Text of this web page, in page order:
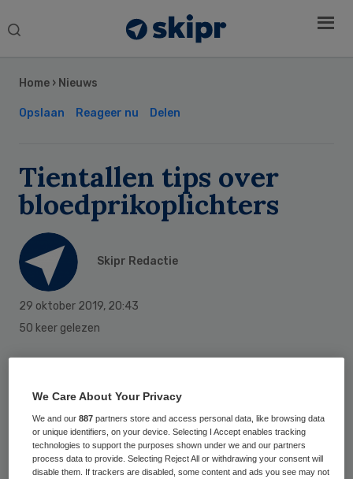
Search
Home › Nieuws
Opslaan Reageer nu Delen
Tientallen tips over
bloedprikoplichters
Skipr Redactie
29 oktober 2019, 20:43
50 keer gelezen
over zogenoemde bloedprikoplichters. Die
proberen met een smoes over bijvoorbeeld
een heersende griepepidemie bij mensen
binnen te komen om ze hun pinpasgegevens
Sidebar
We Care About Your Privacy
We and our887 partners store and access personal data, like browsing data
or unique identifiers, on your device. Selecting I Accept enables tracking
technologies to support the purposes shown under we and our partners
process data to provide. Selecting Reject All or withdrawing your consent will
disable them. If trackers are disabled, some content and ads you see may not